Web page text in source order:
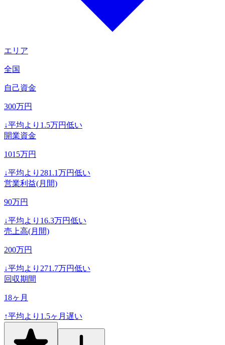
エリア
全国
自己資金
300万円
↓平均より 1.5万円低い
開業資金
1015万円
↓平均より 281.1万円低い
営業利益(月間)
90万円
↓平均より 16.3万円低い
売上高(月間)
200万円
↓平均より 271.7万円低い
回収期間
18ヶ月
↑平均より 1.5ヶ月遅い